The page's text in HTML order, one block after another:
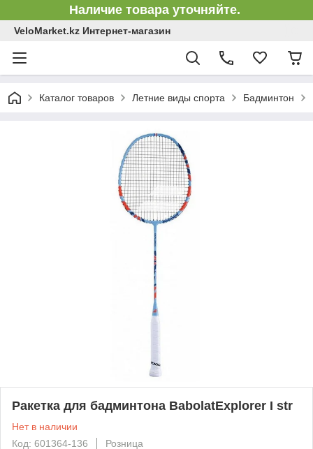
Наличие товара уточняйте.
VeloMarket.kz Интернет-магазин
Каталог товаров Летние виды спорта Бадминтон
Ракетка для бадминтона BabolatExplorer I str
Нет в наличии
Код: 601364-136
Розница